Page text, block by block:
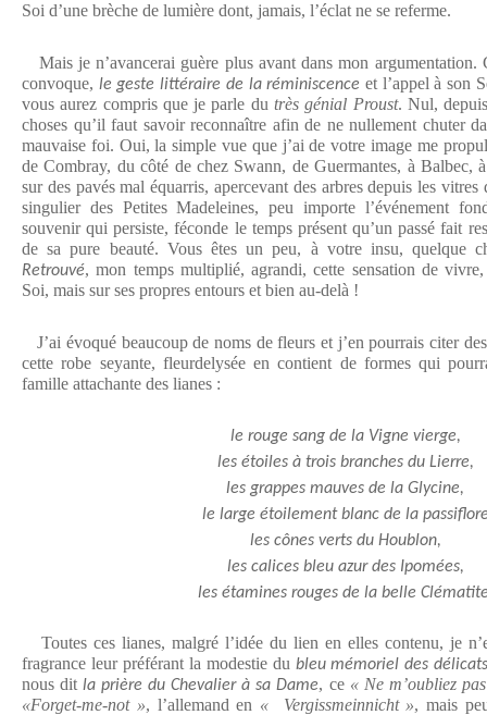
Soi d’une brèche de lumière dont, jamais, l’éclat ne se referme.
Mais je n’avancerai guère plus avant dans mon argumentation.
convoque, le geste littéraire de la réminiscence et l’appel à son
vous aurez compris que je parle dutrès génial Proust. Nul,
choses qu’il faut savoir reconnaître afin de ne nullement chuter
mauvaise foi. Oui, la simple vue que j’ai de votre image me
de Combray, du côté de chez Swann, de Guermantes, à Balbec,
sur des pavés mal équarris, apercevant des arbres depuis les
singulier des Petites Madeleines, peu importe l’événement
souvenir qui persiste, féconde le temps présent qu’un passé fait
de sa pure beauté. Vous êtes un peu, à votre insu, quelque
Retrouvé, mon temps multiplié, agrandi, cette sensation de
Soi, mais sur ses propres entours et bien au-delà !
J’ai évoqué beaucoup de noms de fleurs et j’en pourrais citer
cette robe seyante, fleurdelysée en contient de formes qui
famille attachante des lianes :
le rouge sang de la Vigne vierge,
les étoiles à trois branches du Lierre,
les grappes mauves de la Glycine,
le large étoilement blanc de la
les cônes verts du Houblon,
les calices bleu azur des Ipomées,
les étamines rouges de la belle
Toutes ces lianes, malgré l’idée du lien en elles contenu, je
fragrance leur préférant la modestie du bleu mémoriel des
nous dit la prière du Chevalier à sa Dame, ce « Ne m’oubliez
«Forget-me-not », l’allemand en « Vergissmeinnicht », mais